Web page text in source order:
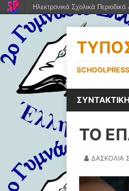
SCHOOLPRESS
ΤΟ
ΔΑΣΚΟΛΙΑ
Ηλεκτρονικά Σχολικά